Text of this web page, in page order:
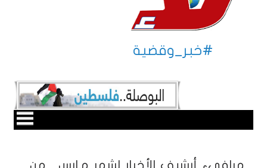
#خبر_وقضية
مرافىء أرشيف الأخبار لشهر مـارس , من